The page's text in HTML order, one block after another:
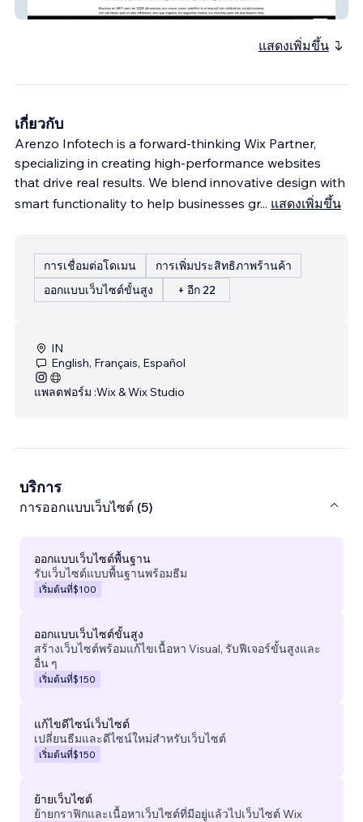
Tibidabo Brewing
แสดงเพิ่มขึ้น
เกี่ยวกับ
Arenzo Infotech is a forward-thinking Wix Partner,
specializing in creating high-performance websites
that drive real results. We blend innovative design with
smart functionality to help businesses gr... แสดงเพิ่มขึ้น
การเชื่อมต่อโดเมน
การเพิ่มประสิทธิภาพร้านค้า
ออกแบบเว็บไซต์ขั้นสูง
+ อีก 22
IN
English, Français, Español
แพลตฟอร์ม :Wix & Wix Studio
บริการ
การออกแบบเว็บไซต์ (5)
ออกแบบเว็บไซต์พื้นฐาน
รับเว็บไซต์แบบพื้นฐานพร้อมธีม
เริ่มต้นที่$100
ออกแบบเว็บไซต์ขั้นสูง
สร้างเว็บไซต์พร้อมแก้ไขเนื้อหา Visual, รับฟีเจอร์ขั้นสูงและ
อื่น ๆ
เริ่มต้นที่$150
แก้ไขดีไซน์เว็บไซต์
เปลี่ยนธีมและดีไซน์ใหม่สำหรับเว็บไซต์
เริ่มต้นที่$150
ย้ายเว็บไซต์
ย้ายกราฟิกและเนื้อหาเว็บไซต์ที่มีอยู่แล้วไปเว็บไซต์ Wix